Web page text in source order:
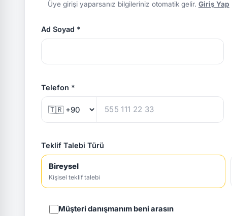
Üye girişi yaparsanız bilgileriniz otomatik gelir. Giriş Yap
Ad Soyad *
Telefon *
Teklif Talebi Türü
Bireysel
Kişisel teklif talebi
Müşteri danışmanım beni arasın